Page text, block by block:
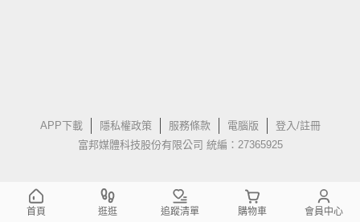
APP下載 隱私權政策 服務條款 電腦版
登入/註冊
富邦媒體科技股份有限公司 統編：27365925
首頁 逛逛 追蹤清單 購物車 會員中心